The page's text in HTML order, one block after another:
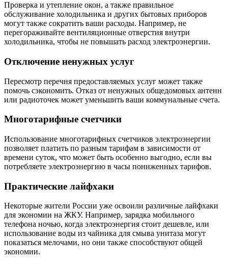
Проверка и утепление окон, а также правильное
обслуживание холодильника и других бытовых приборов
могут также сократить ваши расходы. Например, не
перегораживайте вентиляционные отверстия внутри
холодильника, чтобы не повышать расход электроэнергии.
Отключение ненужных услуг
Пересмотр перечня предоставляемых услуг может также
помочь сэкономить. Отказ от ненужных общедомовых антенн
или радиоточек может уменьшить ваши коммунальные счета.
Многотарифные счетчики
Использование многотарифных счетчиков электроэнергии
позволяет платить по разным тарифам в зависимости от
времени суток, что может быть особенно выгодно, если вы
потребляете электроэнергию в часы пониженных тарифов.
Практические лайфхаки
Некоторые жители России уже освоили различные лайфхаки
для экономии на ЖКУ. Например, зарядка мобильного
телефона ночью, когда электроэнергия стоит дешевле, или
использование воды из чайника для смыва унитаза могут
показаться мелочами, но они также способствуют общей
экономии.